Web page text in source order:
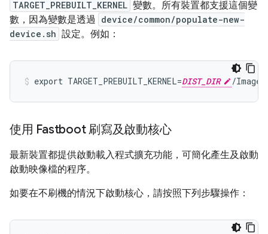
TARGET_PREBUILT_KERNEL 變數。所有裝置都支援這個變
數，因為變數是透過 device/common/populate-new-
device.sh 設定。例如：
export TARGET_PREBUILT_KERNEL=DIST_DIR
使用 Fastboot 刷寫及啟動核心
最新裝置都提供啟動載入程式擴充功能，可簡化產生及啟動
啟動映像檔的程序。
如要在不刷機的情況下啟動核心，請按照下列步驟操作：